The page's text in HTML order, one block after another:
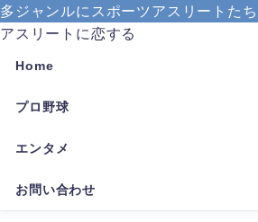
多ジャンルにスポーツアスリートたち
アスリートに恋する
Home
プロ野球
エンタメ
お問い合わせ